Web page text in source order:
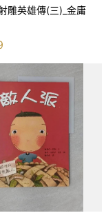
雕英雄傳(三)_金庸